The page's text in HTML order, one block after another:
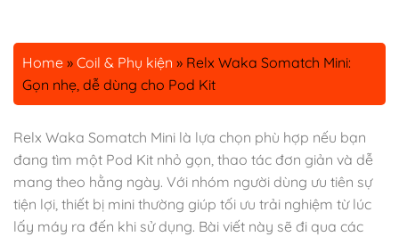
Home » Coil & Phụ kiện » Relx Waka Somatch Mini:
Gọn nhẹ, dễ dùng cho Pod Kit
Relx Waka Somatch Mini là lựa chọn phù hợp nếu bạn
đang tìm một Pod Kit nhỏ gọn, thao tác đơn giản và dễ
mang theo hằng ngày. Với nhóm người dùng ưu tiên sự
tiện lợi, thiết bị mini thường giúp tối ưu trải nghiệm từ lúc
lấy máy ra đến khi sử dụng. Bài viết này sẽ đi qua các